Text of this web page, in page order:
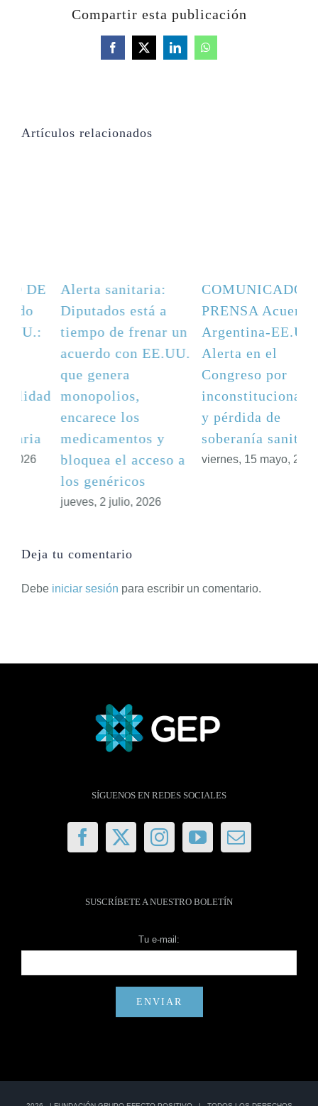
Compartir esta publicación
Facebook
X LinkedInWhatsApp
Artículos relacionados
Alerta sanitaria:
Diputados está a
tiempo de frenar un
acuerdo con EE.UU.
que genera
monopolios,
encarece los
medicamentos y
bloquea el acceso a
los genéricos
jueves, 2 julio, 2026
COMUNICADO DE
PRENSA Acuerdo
Argentina-EE.UU.:
Alerta en el
Congreso por
inconstitucionalidad
y pérdida de
soberanía sanitaria
viernes, 15 mayo, 2026
Deja tu comentario
Debe iniciar sesión para escribir un comentario.
SÍGUENOS EN REDES SOCIALES
SUSCRÍBETE A NUESTRO BOLETÍN
Tu e-mail: